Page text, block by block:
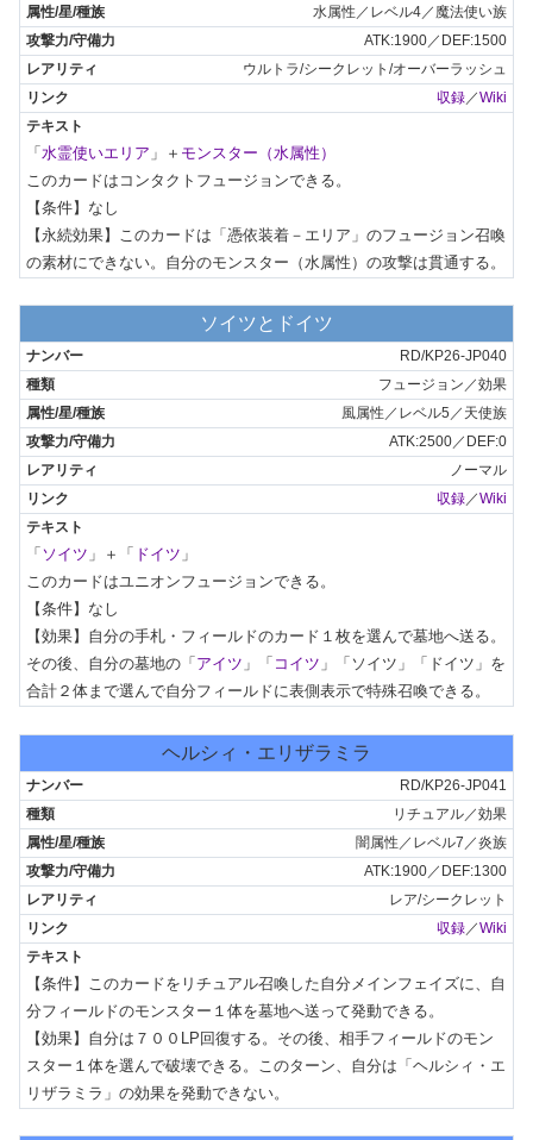
水属性／レベル4／魔法使い族
ATK:1900／DEF:1500
ウルトラ/シークレット/オーバーラッシュ
収録／Wiki
「 水霊使いエリア 」＋ モンスター（水属性）
このカードはコンタクトフュージョンできる。
【条件】なし
【永続効果】このカードは「憑依装着－エリア」のフュージョン召喚
の素材にできない。自分のモンスター（水属性）の攻撃は貫通する。
ソイツとドイツ
RD/KP26-JP040
フュージョン／効果
風属性／レベル5／天使族
ATK:2500／DEF:0
ノーマル
収録／Wiki
「 ソイツ 」＋「 ドイツ 」
このカードはユニオンフュージョンできる。
【条件】なし
【効果】自分の手札・フィールドのカード１枚を選んで墓地へ送る。
その後、自分の墓地の「 アイツ 」「 コイツ 」「ソイツ」「ドイツ」を
合計２体まで選んで自分フィールドに表側表示で特殊召喚できる。
ヘルシィ・エリザラミラ
RD/KP26-JP041
リチュアル／効果
闇属性／レベル7／炎族
ATK:1900／DEF:1300
レア/シークレット
収録／Wiki
【条件】このカードをリチュアル召喚した自分メインフェイズに、自
分フィールドのモンスター１体を墓地へ送って発動できる。
【効果】自分は７００LP回復する。その後、相手フィールドのモン
スター１体を選んで破壊できる。このターン、自分は「ヘルシィ・エ
リザラミラ」の効果を発動できない。